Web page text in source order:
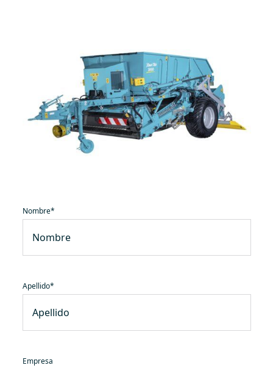
Nombre*
Apellido*
Empresa